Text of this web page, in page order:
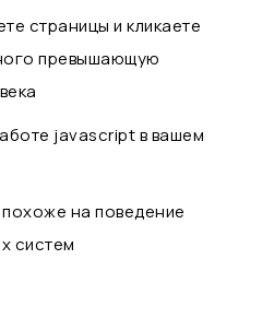
страницы и кликаете
превышающую
javascript в вашем
на поведение
систем